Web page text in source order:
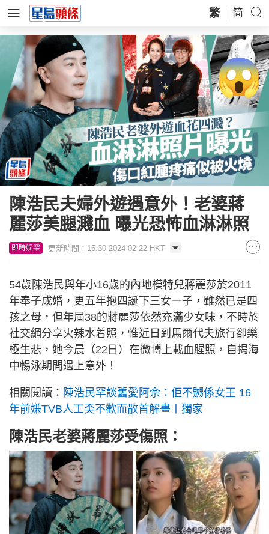
繁 简
陳浩民夫婦外遊遇意外！老婆蔣
麗莎美腿濺血 曝光恐怖血淋淋照
即時娛樂 更新時間：15:30 2024-02-22 HKT
54歲陳浩民與年小16歲的內地模特兒蔣麗莎於2011
年奉子成婚，更五年抱四誕下三女一子，雖然已是四
孩之母，但年屆38的蔣麗莎依然充滿少女味，不時於
社交網分享火辣水着照，惟近日到馬爾代夫旅行卻樂
極生悲，她今晨（22日）在微博上載血腥照，自揭海
中暢泳期間遇上意外！
相關閱讀： 陳浩民罕談舊愛阿佘：佢不嬲係女王 16
年前嫌TVB人工奀不歡而散首解畫丨獨家
陳浩民老婆蔣麗莎受傷照：